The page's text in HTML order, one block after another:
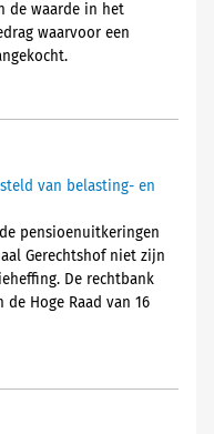
de waarde in het
waarvoor een
van belasting- en
pensioenuitkeringen
Gerechtshof niet zijn
De rechtbank
Hoge Raad van 16